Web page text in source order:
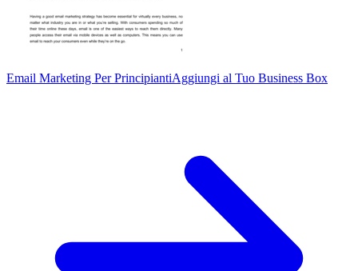
Email Marketing Per PrincipiantiAggiungi al Tuo Business Box